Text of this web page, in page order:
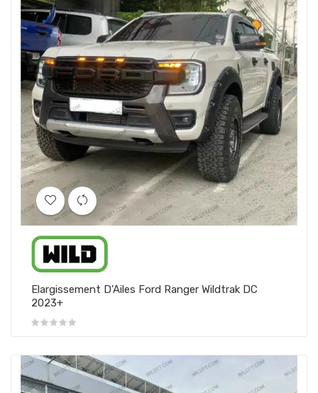
Elargissement D'Ailes Ford Ranger Wildtrak DC
2023+